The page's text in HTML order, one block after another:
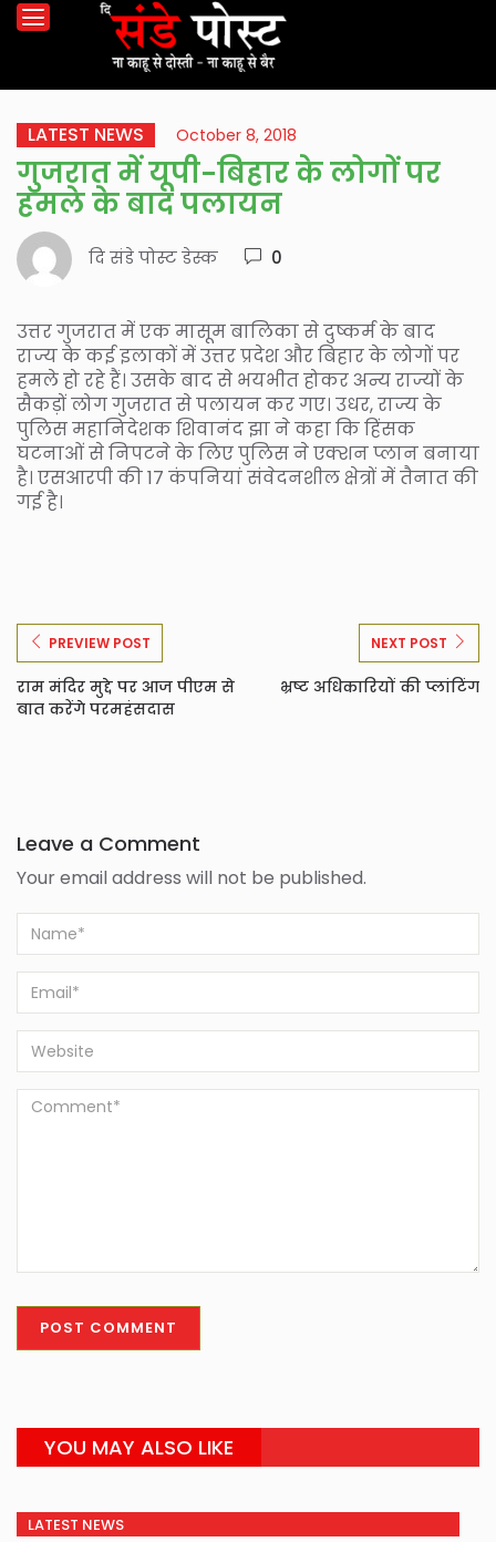
LATEST NEWS October 8, 2018
गुजरात में यूपी-बिहार के लोगों पर
हमले के बाद पलायन
दि संडे पोस्ट डेस्क 0
उत्तर गुजरात में एक मासूम बालिका से दुष्कर्म के बाद
राज्य के कई इलाकों में उत्तर प्रदेश और बिहार के लोगों पर
हमले हो रहे हैं। उसके बाद से भयभीत होकर अन्य राज्यों के
सैकड़ों लोग गुजरात से पलायन कर गए। उधर, राज्य के
पुलिस महानिदेशक शिवानंद झा ने कहा कि हिंसक
घटनाओं से निपटने के लिए पुलिस ने एक्शन प्लान बनाया
है। एसआरपी की 17 कंपनियां संवेदनशील क्षेत्रों में तैनात की
गई है।
PREVIEW POST
राम मंदिर मुद्दे पर आज पीएम से
बात करेंगे परमहंसदास
NEXT POST
भ्रष्ट अधिकारियों की प्लांटिंग
Leave a Comment
Your email address will not be published.
YOU MAY ALSO LIKE
LATEST NEWS